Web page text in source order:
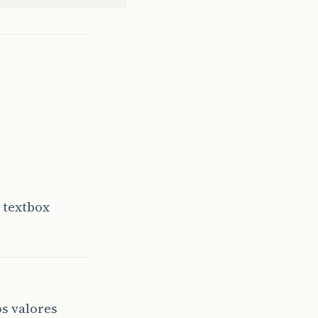
textbox
valores